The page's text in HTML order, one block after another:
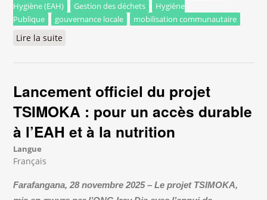
Hygiène (EAH)
Gestion des déchets
Hygiène
Publique
gouvernance locale mobilisation communautaire
Lire la suite
les bases d’une dynamique durable pour
Lancement officiel du projet
TSIMOKA : pour un accès durable
à l’EAH et à la nutrition
Langue
Français
Farafangana, 28 novembre 2025 – Le projet TSIMOKA,